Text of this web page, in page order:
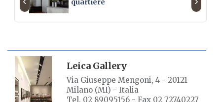
quartiere
Leica Gallery
Via Giuseppe Mengoni, 4 - 20121
Milano (MI) - Italia
Tel. 02 89095156 - Fax 02 72740227